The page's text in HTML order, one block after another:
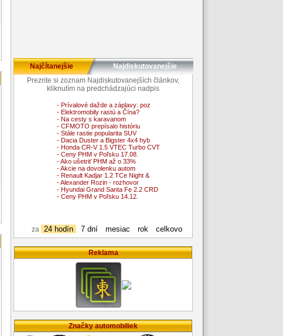
Najčítanejšie
Najdiskutovanejšie
Prezrite si zoznam Najdiskutovanejších článkov,
kliknutím na predchádzajúci nadpis
- Prívalové dažde a záplavy: poz
- Elektromobily rastú a Čína?
- Na cesty s karavanom
- CFMOTO prepísalo históriu
- Stále rastie popularita SUV
- Dacia Duster a Bigster 4x4 hyb
- Honda CR-V 1.5 VTEC Turbo CVT
- Ceny PHM v Poľsku 17.08.
- Ako ušetriť PHM až o 33%
- Akcie na dovolenku autom
- Renault Kadjar 1.2 TCe Night &
- Alexander Rozin - rozhovor
- Hyundai Grand Santa Fe 2.2 CRD
- Ceny PHM v Poľsku 14.12.
za 24 hodín 7 dní mesiac rok celkovo
Reklama
Značky automobiliek